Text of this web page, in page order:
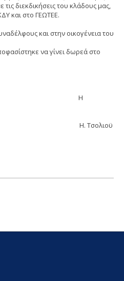
διεκδικήσεις του κλάδους μας,
και στο ΓΕΩΤΕΕ.
και στην οικογένεια του
να γίνει δωρεά στο
Η
Η. Τσολιοϋ